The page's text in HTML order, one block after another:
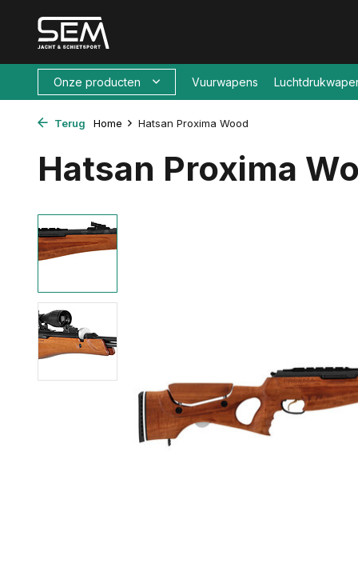
Onze producten Vuurwapens
Terug Home Hatsan Proxima Wood
Hatsan Proxima